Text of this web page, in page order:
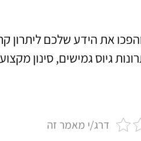
את הידע שלכם ליתרון
גיוס גמישים, סינון
דרג/י מאמר זה